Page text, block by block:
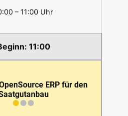
– 11:00 Uhr
11:00
ERP für den